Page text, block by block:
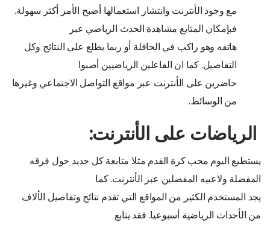
مع وجود الأنترنت وانتشار استعمالها أصبح الأمر أكثر سهولة.
فبإمكان المتابع مشاهدة الحدث الرياضي عبر
هاتفه وهو راكب في الحافلة أو ربما يطلع على النتائج وكل
التفاصيل. كما ان الفاعلين الرياضيين أصبوا
حاضرين على الأنترنت عبر مواقع التواصل الاجتماعي وغيرها
من الوسائط.
الرياضات على الأنترنت:
يستطيع اليوم محب كرة القدم مثلا متابعة كل جديد حول فرقه
المفضلة ولاعبيه المفضلين عبر الأنترنت. كما
يجد المستخدم الكثير من المواقع التي تقدم نتائج وتفاصيل الألاف
من الأحداث الرياضية أسبوعيا. فقد يتابع